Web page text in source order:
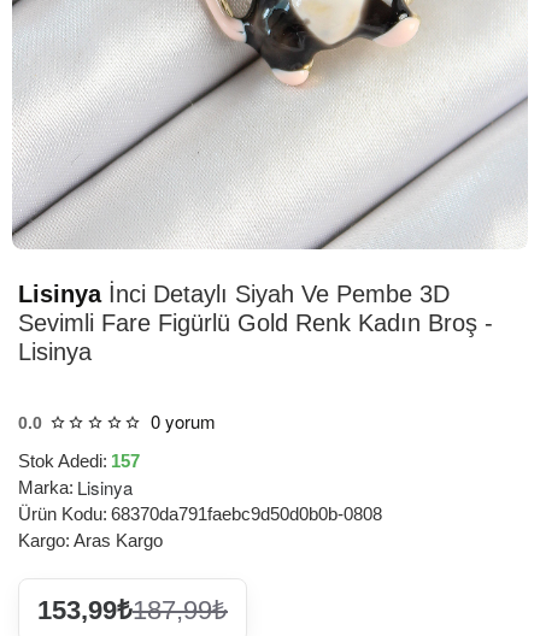
Lisinyaİnci Detaylı Siyah Ve Pembe 3D
Sevimli Fare Figürlü Gold Renk Kadın Broş -
Lisinya
0.0 0 yorum
Stok Adedi: 157
Marka: Lisinya
Ürün Kodu: 68370da791faebc9d50d0b0b-0808
Kargo: Aras Kargo
153,99₺187,99₺